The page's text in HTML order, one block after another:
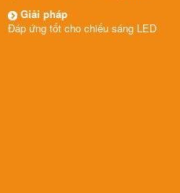
Giải pháp
Đáp ứng tốt cho chiếu sáng LED